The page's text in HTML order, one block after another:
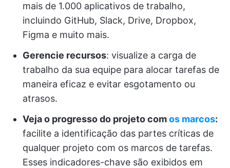
mais de 1.000 aplicativos de trabalho,
incluindo GitHub, Slack, Drive, Dropbox,
Figma e muito mais.
Gerencie recursos: visualize a carga de
trabalho da sua equipe para alocar tarefas de
maneira eficaz e evitar esgotamento ou
atrasos.
Veja o progresso do projeto comos marcos:
facilite a identificação das partes críticas de
qualquer projeto com os marcos de tarefas.
Esses indicadores-chave são exibidos em